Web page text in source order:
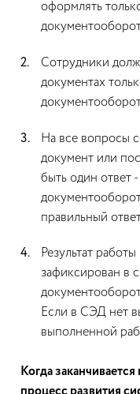
оформлять
Сотрудники
документах
На все вопросы
документ или
быть один ответ
правильный
Результат
зафиксирован в
Если в СЭД нет
выполненной
Когда